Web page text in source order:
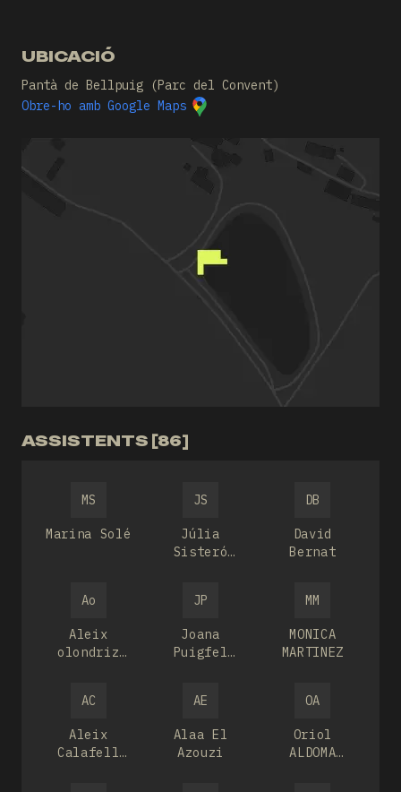
UBICACIÓ
Pantà de Bellpuig (Parc del Convent)
Obre-ho amb Google Maps
ASSISTENTS [86]
MS
Marina Solé
JS
Júlia
Sisteró
DB
David
Bernat
Ao
Aleix
olondriz
JP
Joana
Puigfel
MM
MONICA
MARTINEZ
AC
Aleix
Calafell
AE
Alaa El
Azouzi
OA
Oriol
ALDOMA